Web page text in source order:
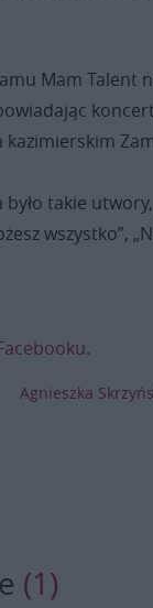
Mam Talent
kazimierskim
takie utwory,
wszystko”,
.
Agnieszka
(1)